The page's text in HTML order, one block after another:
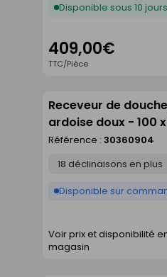
Disponible sous 10 jours
409,00€
TTC/Pièce
Receveur de
ardoise doux - 100
Référence : 30360904
Disponible sur
Voir prix et disponibilité
magasin